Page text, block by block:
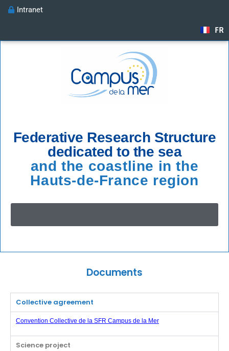
Intranet
FR
Federative Research Structure
dedicated to the sea
and the coastline in the
Hauts-de-France region
Documents
Collective agreement
Convention Collective de la SFR Campus de la Mer
Science project